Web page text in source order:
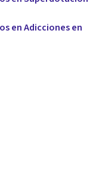
en Adicciones en